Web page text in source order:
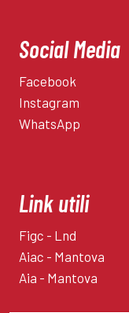
Social Media
Facebook
Instagram
WhatsApp
Link utili
Figc - Lnd
Aiac - Mantova
Aia - Mantova